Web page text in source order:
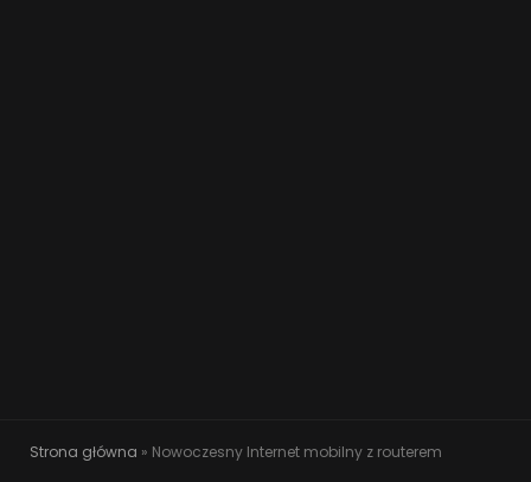
Strona główna » Nowoczesny Internet mobilny z routerem